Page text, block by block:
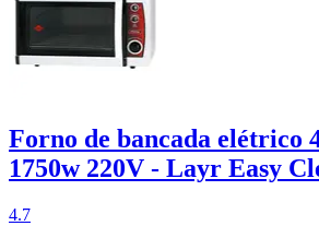
Forno de bancada elétrico
1750w 220V - Layr Easy
4.7